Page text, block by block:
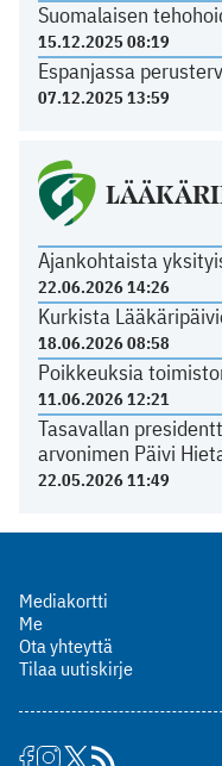
Suomalaisen
15.12.2025 08:19
Espanjassa
07.12.2025 13:59
Ajankohtaista
22.06.2026 14:26
Kurkista
18.06.2026 08:58
Poikkeuksia
11.06.2026 12:21
Tasavallan
arvonimen Päivi
22.05.2026 11:49
Mediakortti
Me
Ota yhteyttä
Tilaa uutiskirje